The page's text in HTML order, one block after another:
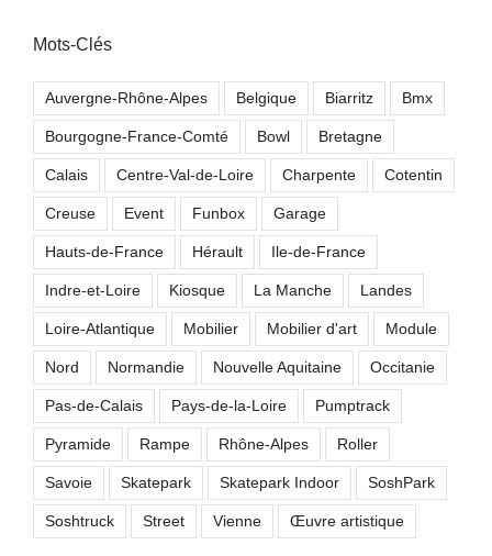
Mots-Clés
Auvergne-Rhône-Alpes Belgique Biarritz Bmx
Bourgogne-France-Comté Bowl Bretagne
Calais Centre-Val-de-Loire Charpente Cotentin
Creuse Event Funbox Garage
Hauts-de-France Hérault Ile-de-France
Indre-et-Loire Kiosque La Manche Landes
Loire-Atlantique Mobilier Mobilier d'art Module
Nord Normandie Nouvelle Aquitaine Occitanie
Pas-de-Calais Pays-de-la-Loire Pumptrack
Pyramide Rampe Rhône-Alpes Roller
Savoie Skatepark Skatepark Indoor SoshPark
Soshtruck Street Vienne Œuvre artistique